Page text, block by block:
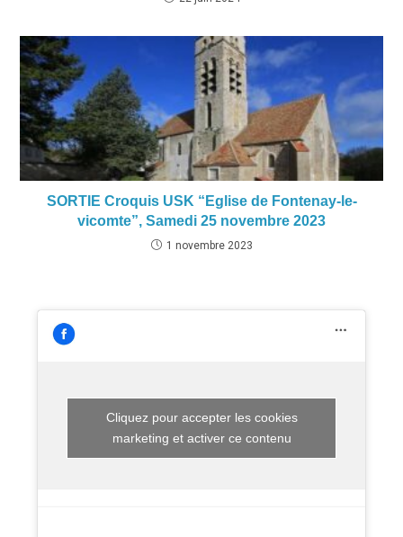
SORTIE Croquis USK “Eglise de Fontenay-le-
vicomte”, Samedi 25 novembre 2023
1 novembre 2023
Cliquez pour accepter les cookies
marketing et activer ce contenu